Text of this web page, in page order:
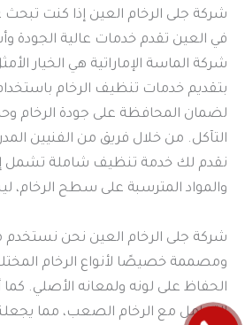
شركة جلى الرخام العين إذا كنت
في العين تقدم خدمات عالية الجودة
شركة الماسة الإماراتية هي الخيار
بتقديم خدمات تنظيف الرخام
لضمان المحافظة على جودة الرخام
التآكل. من خلال فريق من الفنيين
نقدم لك خدمة تنظيف شاملة تشمل
والمواد المترسبة على سطح الرخام،
شركة جلى الرخام العين نحن نستخدم
ومصممة خصيصًا لأنواع الرخام
الحفاظ على لونه ولمعانه الأصلي. كما
التعامل مع الرخام الصعب، مما